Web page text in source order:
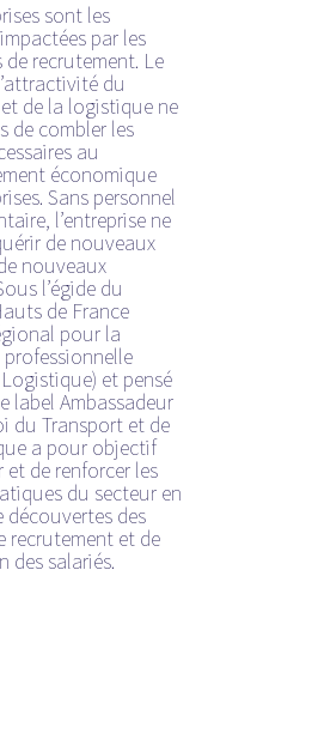
sont les
par les
de recrutement. Le
du
de la logistique ne
de combler les
au
économique
Sans personnel
l’entreprise ne
de nouveaux
nouveaux
l’égide du
de France
pour la
et pensé
label Ambassadeur
du Transport et de
a pour objectif
et de renforcer les
du secteur en
découvertes des
recrutement et de
des salariés.